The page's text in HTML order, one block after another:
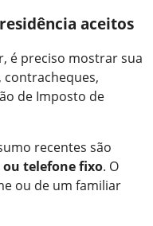
aceitos
é preciso mostrar sua
, contracheques,
de Imposto de
recentes são
ou telefone fixo. O
ou de um familiar